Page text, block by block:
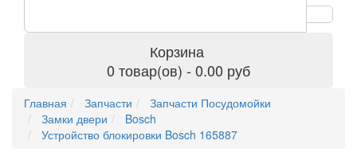
Корзина
0 товар(ов) - 0.00 руб
Главная Запчасти
Запчасти Посудомойки
Замки двери
Bosch
Устройство блокировки Bosch 165887